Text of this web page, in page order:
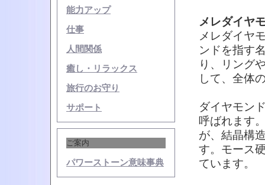
能力アップ
仕事
人間関係
癒し・リラックス
旅行のお守り
サポート
ご案内
パワーストーン意味事典
メレダイヤ
メレダイヤ
ンドを指す
り、リング
して、全体
ダイヤモン
呼ばれます
が、結晶構
す。モース
ています。